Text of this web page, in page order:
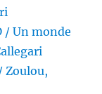
/ Un monde
Zoulou,